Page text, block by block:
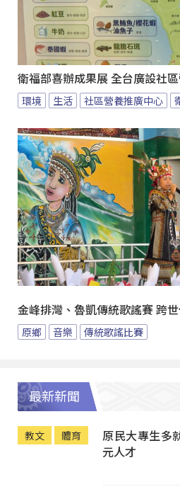
衛福部喜辦成果展 全台廣設社
環境 生活 社區營養推廣中心
金峰排灣、魯凱傳統歌謠賽 跨
原鄉 音樂 傳統歌謠比賽
最新新聞
教文 體育
原民大專生多
元人才